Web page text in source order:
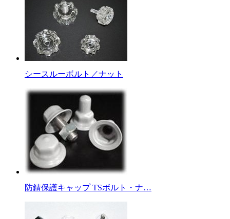
シースルーボルト／ナット
防錆保護キャップ TSボルト・ナ…